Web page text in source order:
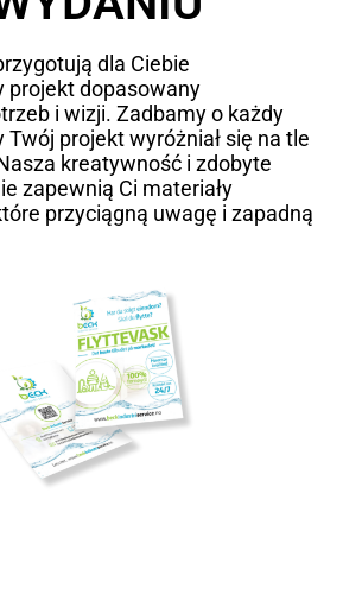
dla Ciebie
projekt dopasowany
i wizji. Zadbamy o każdy
Twój projekt wyróżniał się na tle
kreatywność i zdobyte
zapewnią Ci materiały
przyciągną uwagę i zapadną